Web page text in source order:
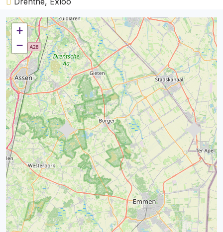
+
−